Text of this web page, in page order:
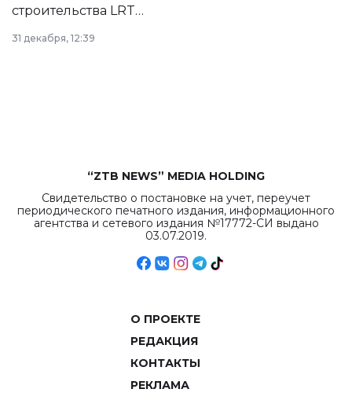
строительства LRT
в Астане из
республиканского
31 декабря, 12:39
“ZTB NEWS” MEDIA HOLDING
Свидетельство о постановке на учет, переучет
периодического печатного издания, информационного
агентства и сетевого издания №17772-СИ выдано
03.07.2019.
О ПРОЕКТЕ
РЕДАКЦИЯ
КОНТАКТЫ
РЕКЛАМА